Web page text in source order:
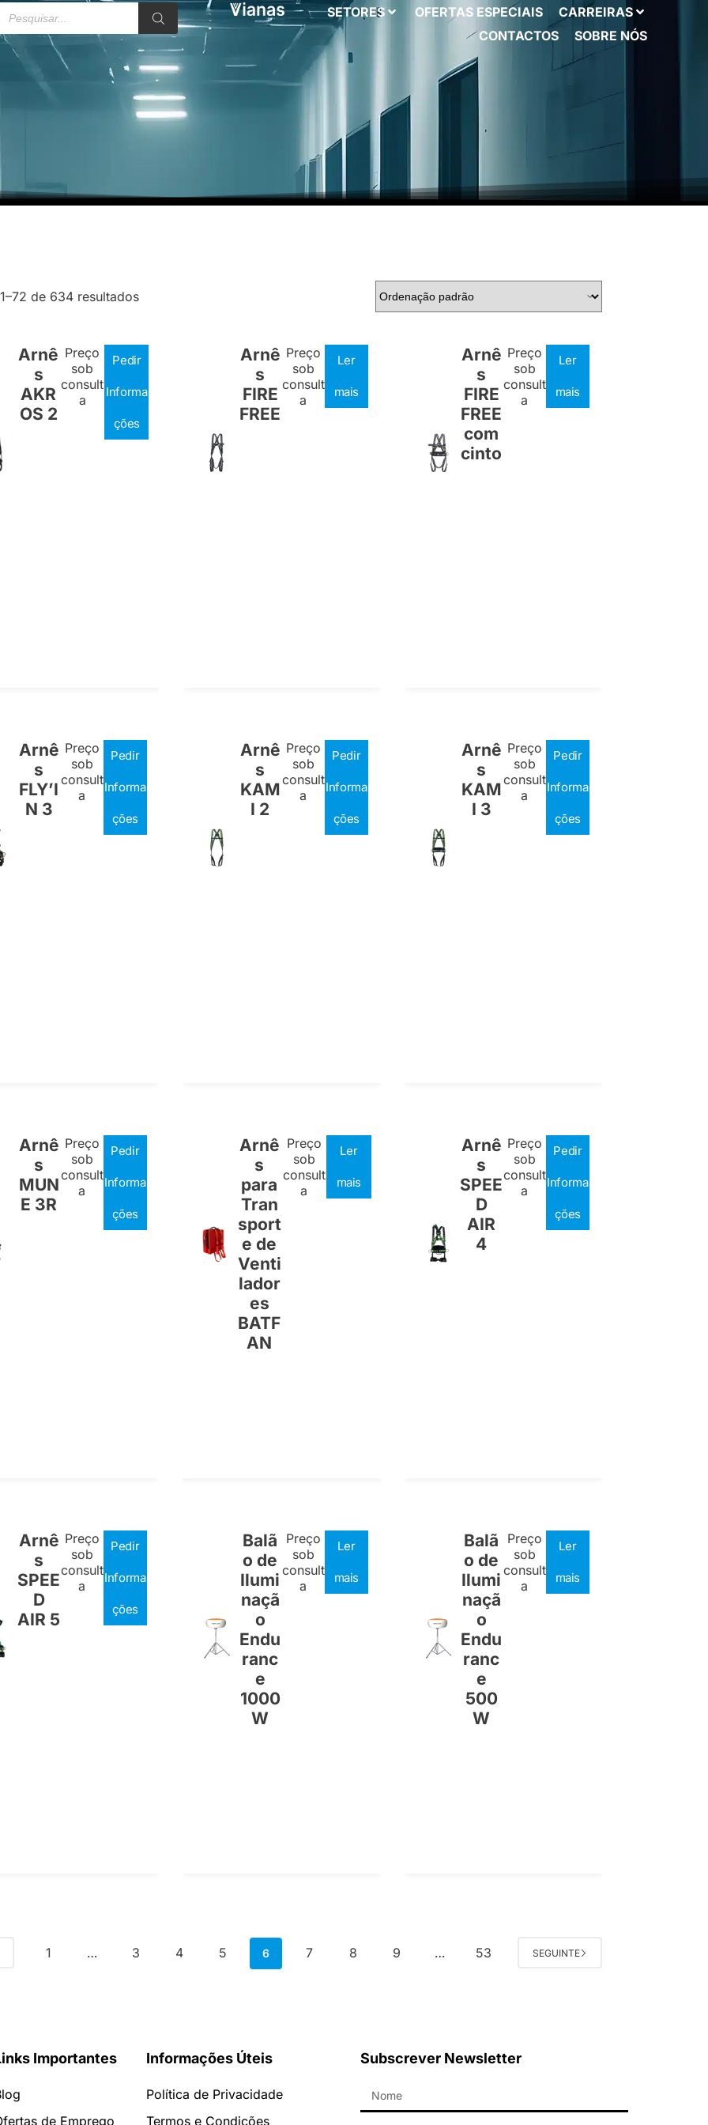
SETORES OFERTAS ESPECIAIS
CARREIRAS
CONTACTOS
SOBRE NÓS
de 634 resultados
Arnê
s
AKR
OS 2
Preço
sob
consult
a
Pedir
Informa
ções
Arnê
s
FIRE
FREE
Preço
sob
consult
a
Ler
mais
Arnê
s
FIRE
FREE
com
cinto
Preço
sob
consult
a
Ler
mais
Arnê
s
FLY’I
N 3
Preço
sob
consult
a
Pedir
Informa
ções
Arnê
s
KAM
I 2
Preço
sob
consult
a
Pedir
Informa
ções
Arnê
s
KAM
I 3
Preço
sob
consult
a
Pedir
Informa
ções
Arnê
s
MUN
E 3R
Preço
sob
consult
a
Pedir
Informa
ções
Arnê
s
para
Tran
sport
e de
Venti
lador
es
BATF
AN
Preço
sob
consult
a
Ler
mais
Arnê
s
SPEE
D
AIR
4
Preço
sob
consult
a
Pedir
Informa
ções
Arnê
s
SPEE
D
AIR 5
Preço
sob
consult
a
Pedir
Informa
ções
Balã
o de
Ilumi
naçã
o
Endu
ranc
e
1000
W
Preço
sob
consult
a
Ler
mais
Balã
o de
Ilumi
naçã
o
Endu
ranc
e
500
W
Preço
sob
consult
a
Ler
mais
1 … 3 4 5 6 7 8 9 … 53 SEGUINTE
Importantes
de Emprego
Informações Úteis
Política de Privacidade
Termos e Condições
Subscrever Newsletter